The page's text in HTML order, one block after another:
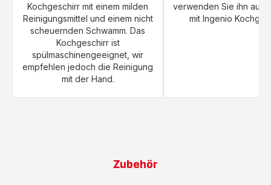
Kochgeschirr mit einem milden
Reinigungsmittel und einem nicht
scheuernden Schwamm. Das
Kochgeschirr ist
spülmaschinengeeignet, wir
empfehlen jedoch die Reinigung
mit der Hand.
verwenden Sie ihn
mit Ingenio
Zubehör